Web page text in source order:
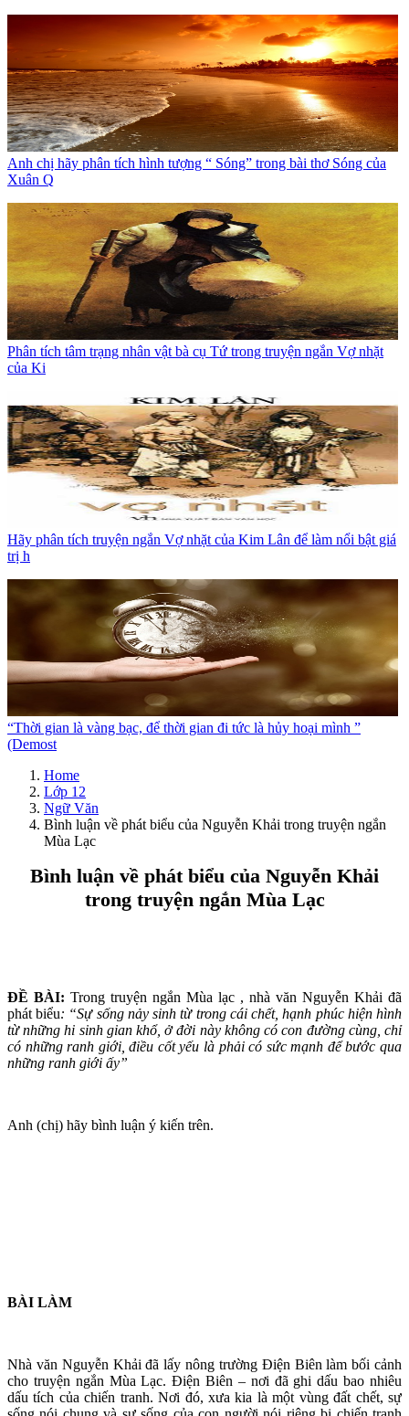
Anh chị hãy phân tích hình tượng “ Sóng” trong bài thơ Sóng của
Xuân Q
Phân tích tâm trạng nhân vật bà cụ Tứ trong truyện ngắn Vợ nhặt
của Ki
Hãy phân tích truyện ngắn Vợ nhặt của Kim Lân để làm nổi bật giá
trị h
“Thời gian là vàng bạc, để thời gian đi tức là hủy hoại mình ”
(Demost
Home
Lớp 12
Ngữ Văn
Bình luận về phát biểu của Nguyễn Khải trong truyện ngắn
Mùa Lạc
Bình luận về phát biểu của Nguyễn Khải
trong truyện ngắn Mùa Lạc
ĐỀ BÀI: Trong truyện ngắn Mùa lạc , nhà văn Nguyễn Khải đã
phát biểu: “Sự sống nảy sinh từ trong cái chết, hạnh phúc hiện hình
từ những hi sinh gian khổ, ở đời này không có con đường cùng, chỉ
có những ranh giới, điều cốt yếu là phải có sức mạnh để bước qua
những ranh giới ấy”
Anh (chị) hãy bình luận ý kiến trên.
BÀI LÀM
Nhà văn Nguyễn Khải đã lấy nông trường Điện Biên làm bối cảnh
cho truyện ngắn Mùa Lạc. Điện Biên – nơi đã ghi dấu bao nhiêu
dấu tích của chiến tranh. Nơi đó, xưa kia là một vùng đất chết, sự